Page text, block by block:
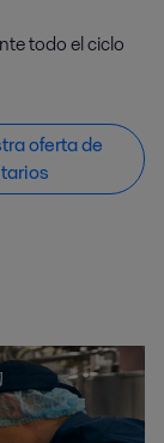
todo el ciclo
oferta de